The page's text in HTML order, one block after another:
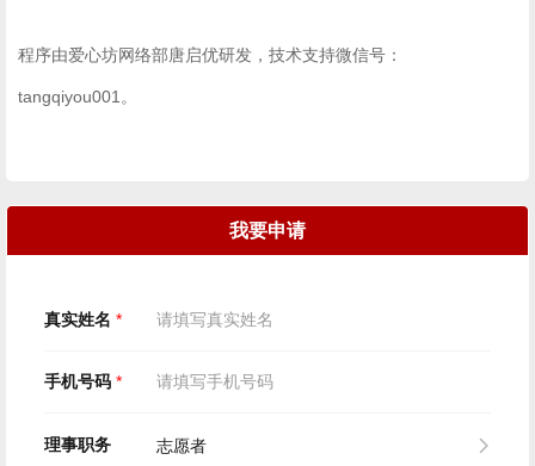
程序由爱心坊网络部唐启优研发，技术支持微信号：
tangqiyou001。
我要申请
真实姓名 *
手机号码 *
理事职务